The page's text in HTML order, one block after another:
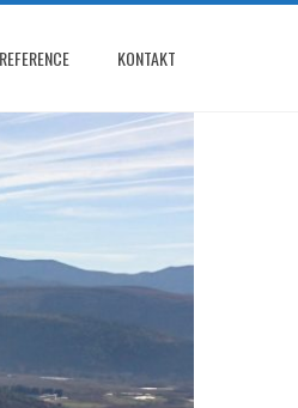
REFERENCE KONTAKT